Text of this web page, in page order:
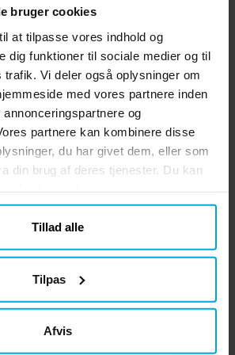
bruger cookies
at tilpasse vores indhold og
dig funktioner til sociale medier og til
Vi deler også oplysninger om
med vores partnere inden
og
partnere kan kombinere disse
du har givet dem, eller som
din brug af deres tjenester. Du kan
Tillad alle
Tilpas
Afvis
Bluey - Balloner 6 stk
6 stk. latexballoner med motiv fra Bluey.
Disse farverige balloner med Bluey-tema
er et must for dit næste børnefødselsdag.
Perfekt til at skabe en legende og
mindeværdig festoplevelse. Ballonerne er
cirka 30 cm i diameter, når de er oppustet
og kan fyldes med luft og helium. Hvis du
puster op med luft, anbefaler vi at bruge
Pris:49 kr.
49 kr.
GÅ TIL
vi tror du vil
kunne lide